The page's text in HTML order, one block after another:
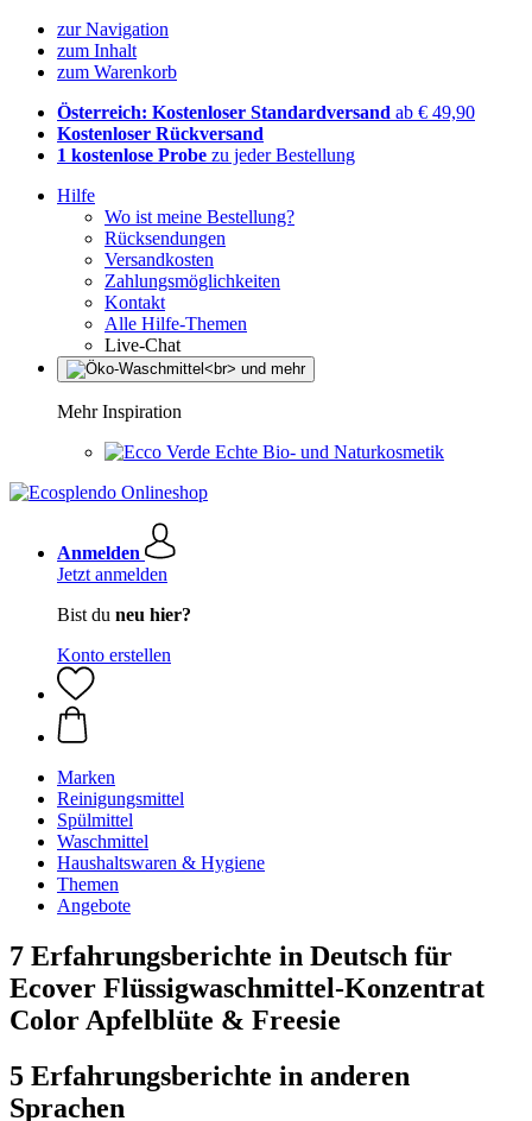
zur Navigation
zum Inhalt
zum Warenkorb
Österreich: Kostenloser Standardversand ab € 49,90
Kostenloser Rückversand
1 kostenlose Probe zu jeder Bestellung
Hilfe
Wo ist meine Bestellung?
Rücksendungen
Versandkosten
Zahlungsmöglichkeiten
Kontakt
Alle Hilfe-Themen
Live-Chat
Mehr Inspiration
Echte Bio- und Naturkosmetik
Anmelden
Jetzt anmelden
Bist du neu hier?
Konto erstellen
Marken
Reinigungsmittel
Spülmittel
Waschmittel
Haushaltswaren & Hygiene
Themen
Angebote
7 Erfahrungsberichte in Deutsch für
Ecover Flüssigwaschmittel-Konzentrat
Color Apfelblüte & Freesie
5 Erfahrungsberichte in anderen
Sprachen